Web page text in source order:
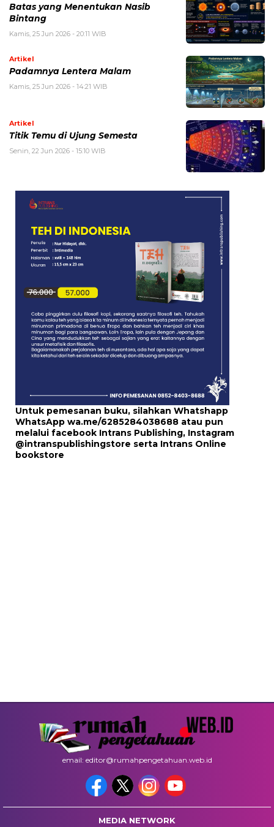
Batas yang Menentukan Nasib
Bintang
Kamis, 25 Jun 2026 - 20:11 WIB
Artikel
Padamnya Lentera Malam
Kamis, 25 Jun 2026 - 14:21 WIB
Artikel
Titik Temu di Ujung Semesta
Senin, 22 Jun 2026 - 15:10 WIB
Untuk pemesanan buku, silahkan Whatshapp
WhatsApp wa.me/6285284038688 atau pun
melalui facebook Intrans Publishing, Instagram
@intranspublishingstore serta Intrans Online
bookstore
email: editor@rumahpengetahuan.web.id
MEDIA NETWORK